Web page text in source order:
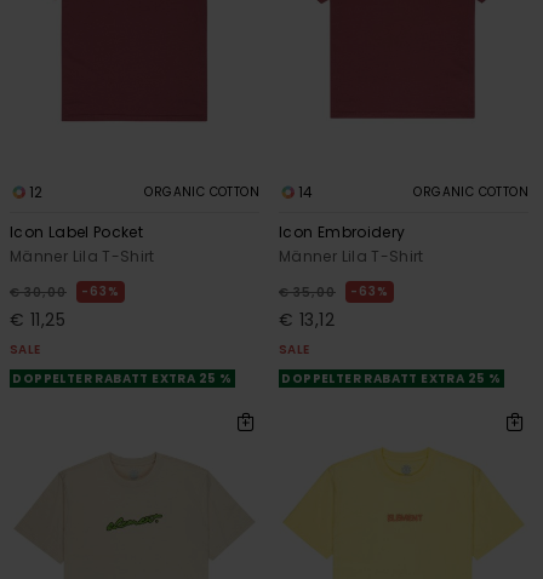
12 ORGANIC COTTON
Icon Label Pocket
Männer Lila T-Shirt
€ 30,00 63%
€ 11,25
SALE
DOPPELTER RABATT EXTRA 25 %
14 ORGANIC COTTON
Icon Embroidery
Männer Lila T-Shirt
€ 35,00 63%
€ 13,12
SALE
DOPPELTER RABATT EXTRA 25 %